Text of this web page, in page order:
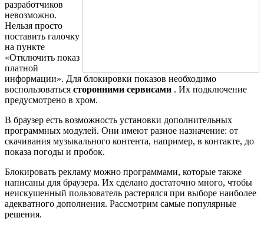
разработчиков
невозможно.
Нельзя просто
поставить галочку
на пункте
«Отключить показ
платной
информации». Для блокировки показов необходимо
воспользоваться сторонними сервисами . Их подключение
предусмотрено в хром.
В браузер есть возможность установки дополнительных
программных модулей. Они имеют разное назначение: от
скачивания музыкального контента, например, в контакте, до
показа погоды и пробок.
Блокировать рекламу можно программами, которые также
написаны для браузера. Их сделано достаточно много, чтобы
неискушенный пользователь растерялся при выборе наиболее
адекватного дополнения. Рассмотрим самые популярные
решения.